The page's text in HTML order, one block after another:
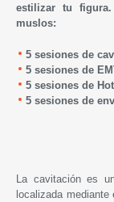
estilizar tu
muslos:
5 sesiones de
5 sesiones de
5 sesiones de
5 sesiones de
La cavitación es
localizada